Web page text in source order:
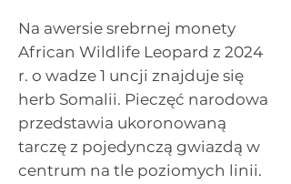
Na awersie srebrnej monety
African Wildlife Leopard z 2024
r. o wadze 1 uncji znajduje się
herb Somalii. Pieczęć narodowa
przedstawia ukoronowaną
tarczę z pojedynczą gwiazdą w
centrum na tle poziomych linii.